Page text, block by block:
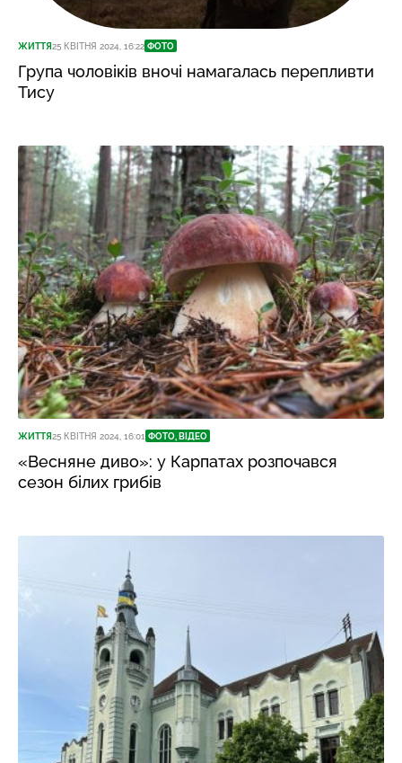
ЖИТТЯ25 КВІТНЯ 2024, 16:22 ФОТО
Група чоловіків вночі намагалась перепливти
Тису
ЖИТТЯ25 КВІТНЯ 2024, 16:01 ФОТО, ВІДЕО
«Весняне диво»: у Карпатах розпочався
сезон білих грибів